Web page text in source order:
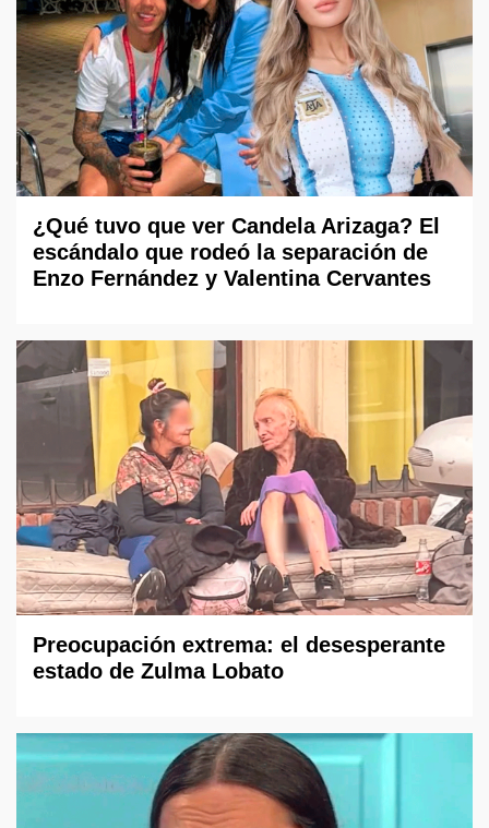
¿Qué tuvo que ver Candela Arizaga? El
escándalo que rodeó la separación de
Enzo Fernández y Valentina Cervantes
Preocupación extrema: el desesperante
estado de Zulma Lobato